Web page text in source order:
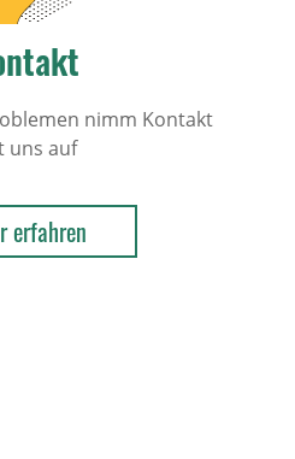
nimm Kontakt
uns auf
erfahren